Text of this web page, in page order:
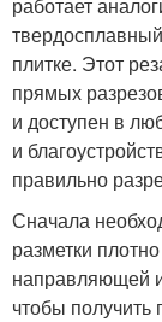
плитке. Этот
прямых
и доступен в
и
правильно
Сначала
разметки
направляющей
чтобы